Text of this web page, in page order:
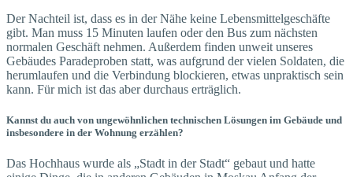
Der Nachteil ist, dass es in der Nähe keine Lebensmittelgeschäfte
gibt. Man muss 15 Minuten laufen oder den Bus zum nächsten
normalen Geschäft nehmen. Außerdem finden unweit unseres
Gebäudes Paradeproben statt, was aufgrund der vielen Soldaten, die
herumlaufen und die Verbindung blockieren, etwas unpraktisch sein
kann. Für mich ist das aber durchaus erträglich.
Kannst du auch von ungewöhnlichen technischen Lösungen im Gebäude und
insbesondere in der Wohnung erzählen?
Das Hochhaus wurde als „Stadt in der Stadt“ gebaut und hatte